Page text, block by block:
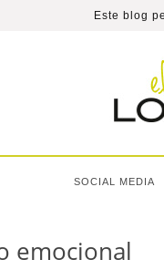
Este blog
SOCIAL MEDIA
emocional